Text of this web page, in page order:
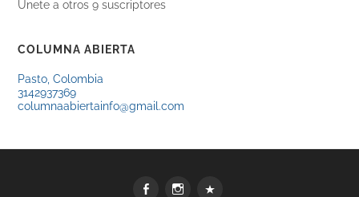
Únete a otros 9 suscriptores
COLUMNA ABIERTA
Pasto, Colombia
3142937369
columnaabiertainfo@gmail.com
FacebookInstagram